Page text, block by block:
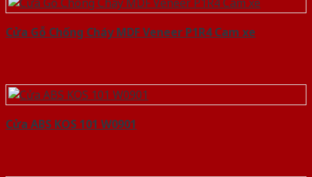
Cửa Gỗ Chống Cháy MDF Veneer P1R4 Cam xe
Cửa ABS KOS 101 W0901